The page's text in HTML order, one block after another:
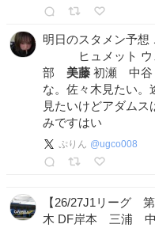
明日のスタメン予想
ヒュメット
部 美藤 初瀬 中
な。佐々木見たい。
見たいけどアダムス
みですはい
ぷりん @ugco008
【26/27J1リーグ
木 DF岸本 三